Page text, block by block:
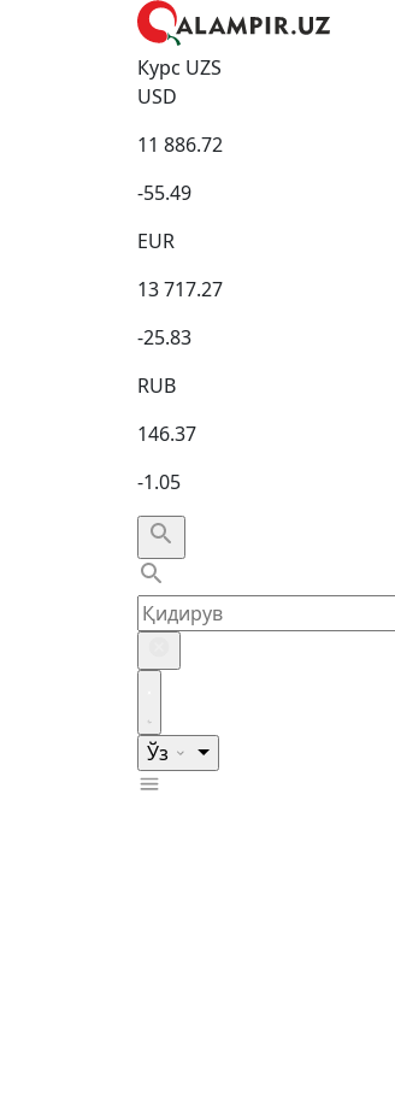
Курс UZS
USD
11 886.72
-55.49
EUR
13 717.27
-25.83
RUB
146.37
-1.05
Ўз